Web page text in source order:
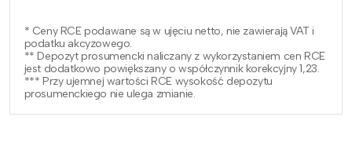
* Ceny RCE podawane są w ujęciu netto, nie zawierają VAT i
podatku akcyzowego.
** Depozyt prosumencki naliczany z wykorzystaniem cen RCE
jest dodatkowo powiększany o współczynnik korekcyjny 1,23.
*** Przy ujemnej wartości RCE wysokość depozytu
prosumenckiego nie ulega zmianie.